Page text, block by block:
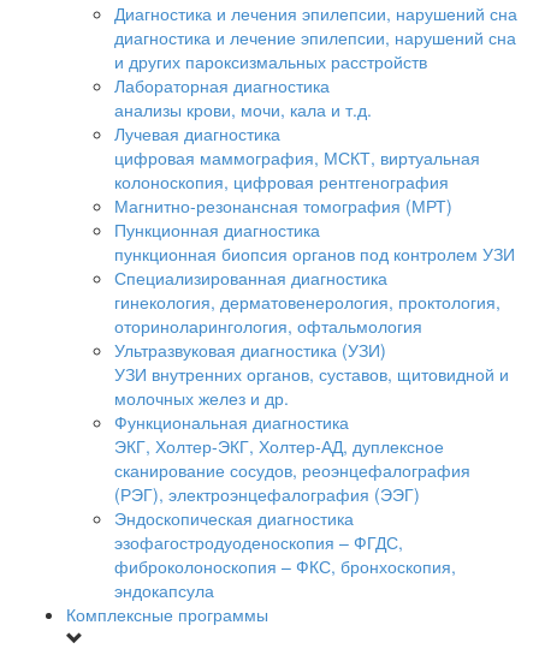
Диагностика и лечения эпилепсии, нарушений сна
диагностика и лечение эпилепсии, нарушений сна
и других пароксизмальных расстройств
Лабораторная диагностика
анализы крови, мочи, кала и т.д.
Лучевая диагностика
цифровая маммография, МСКТ, виртуальная
колоноскопия, цифровая рентгенография
Магнитно-резонансная томография (МРТ)
Пункционная диагностика
пункционная биопсия органов под контролем УЗИ
Специализированная диагностика
гинекология, дерматовенерология, проктология,
оториноларингология, офтальмология
Ультразвуковая диагностика (УЗИ)
УЗИ внутренних органов, суставов, щитовидной и
молочных желез и др.
Функциональная диагностика
ЭКГ, Холтер-ЭКГ, Холтер-АД, дуплексное
сканирование сосудов, реоэнцефалография
(РЭГ), электроэнцефалография (ЭЭГ)
Эндоскопическая диагностика
эзофагостродуоденоскопия – ФГДС,
фиброколоноскопия – ФКС, бронхоскопия,
эндокапсула
Комплексные программы